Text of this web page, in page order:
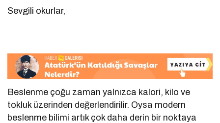
Sevgili okurlar,
Beslenme çoğu zaman yalnızca kalori, kilo ve
tokluk üzerinden değerlendirilir. Oysa modern
beslenme bilimi artık çok daha derin bir noktaya